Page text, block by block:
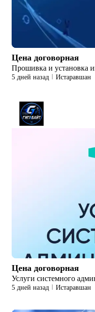
Цена договорная
Прошивка и установка
5 дней назад Истаравшан
Цена договорная
Услуги системного
5 дней назад Истаравшан